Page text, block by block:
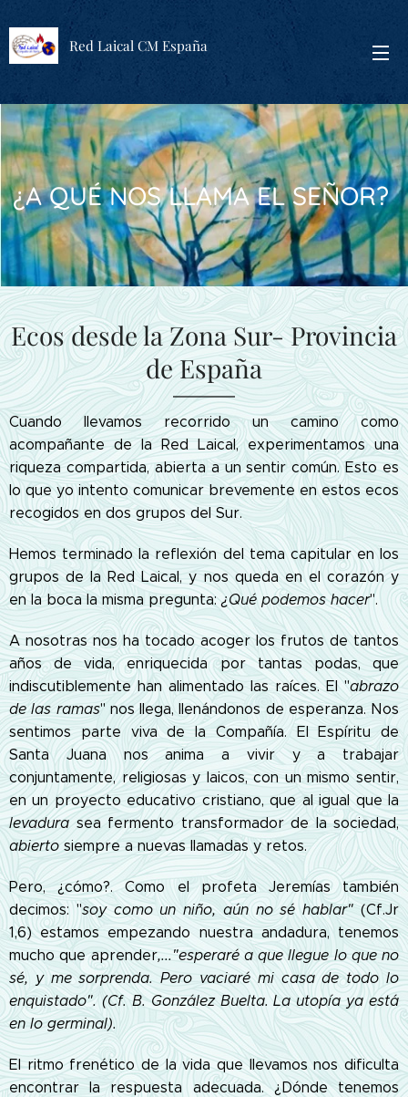
Red Laical CM España
¿A QUÉ NOS LLAMA EL SEÑOR?
Ecos desde la Zona Sur- Provincia
de España
Cuando llevamos recorrido un camino como
acompañante de la Red Laical, experimentamos una
riqueza compartida, abierta a un sentir común. Esto es
lo que yo intento comunicar brevemente en estos ecos
recogidos en dos grupos del Sur.
Hemos terminado la reflexión del tema capitular en los
grupos de la Red Laical, y nos queda en el corazón y
en la boca la misma pregunta:¿Qué podemos hacer".
A nosotras nos ha tocado acoger los frutos de tantos
años de vida, enriquecida por tantas podas, que
indiscutiblemente han alimentado las raíces. El "abrazo
de las ramas" nos llega, llenándonos de esperanza. Nos
sentimos parte viva de la Compañía. El Espíritu de
Santa Juana nos anima a vivir y a trabajar
conjuntamente, religiosas y laicos, con un mismo sentir,
en un proyecto educativo cristiano, que al igual que la
levadurasea fermento transformador de la sociedad,
abierto siempre a nuevas llamadas y retos.
Pero, ¿cómo?. Como el profeta Jeremías también
decimos: "soy como un niño, aún no sé hablar" (Cf.Jr
1,6) estamos empezando nuestra andadura, tenemos
mucho que aprender,..."esperaré a que llegue lo que no
sé, y me sorprenda. Pero vaciaré mi casa de todo lo
enquistado". (Cf. B. González Buelta. La utopía ya está
en lo germinal).
El ritmo frenético de la vida que llevamos nos dificulta
encontrar la respuesta adecuada. ¿Dónde tenemos